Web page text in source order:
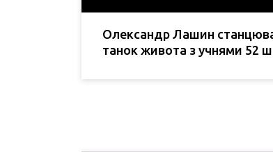
Олександр Лашин
танок живота з учнями 52